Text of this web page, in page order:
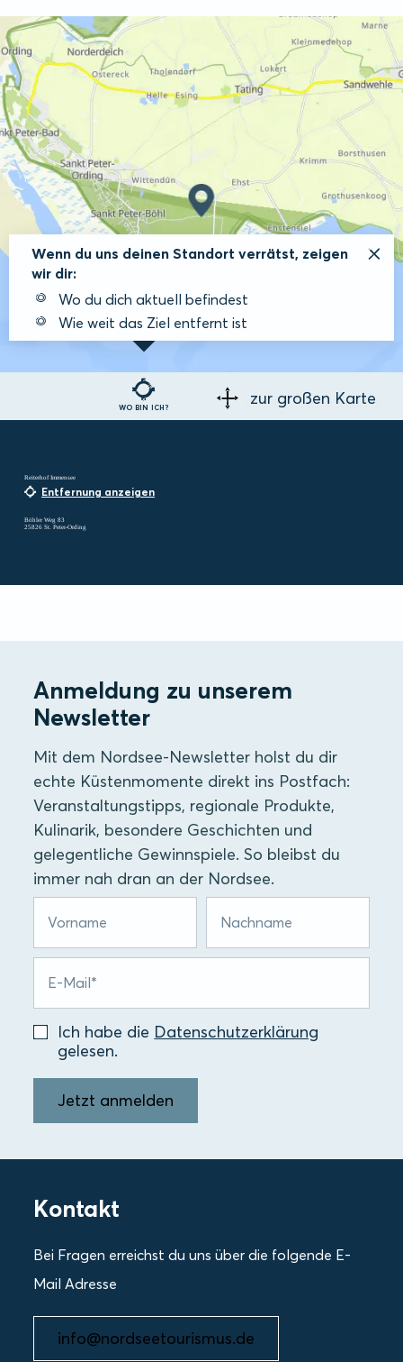
WO BIN ICH?
Wenn du uns deinen Standort verrätst, zeigen
wir dir:
Wo du dich aktuell befindest
Wie weit das Ziel entfernt ist
zur großen Karte
Reiterhof Immensee
Entfernung anzeigen
Böhler Weg 83
25826 St. Peter-Ording
Anmeldung zu unserem
Newsletter
Mit dem Nordsee-Newsletter holst du dir
echte Küstenmomente direkt ins Postfach:
Veranstaltungstipps, regionale Produkte,
Kulinarik, besondere Geschichten und
gelegentliche Gewinnspiele. So bleibst du
immer nah dran an der Nordsee.
Ich habe die Datenschutzerklärung
gelesen.
Jetzt anmelden
Kontakt
Bei Fragen erreichst du uns über die folgende E-
Mail Adresse
info@nordseetourismus.de